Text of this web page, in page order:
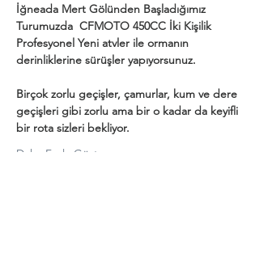
İğneada Mert Gölünden Başladığımız
Turumuzda  CFMOTO 450CC İki Kişilik
Profesyonel Yeni atvler ile ormanın
derinliklerine sürüşler yapıyorsunuz.
Birçok zorlu geçişler, çamurlar, kum ve dere
geçişleri gibi zorlu ama bir o kadar da keyifli
bir rota sizleri bekliyor.
Daha Fazla Göster